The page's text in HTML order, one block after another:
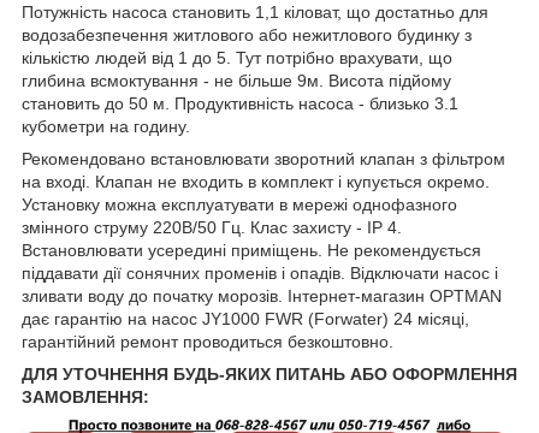
Потужність насоса становить 1,1 кіловат, що достатньо для
водозабезпечення житлового або нежитлового будинку з
кількістю людей від 1 до 5. Тут потрібно врахувати, що
глибина всмоктування - не більше 9м. Висота підйому
становить до 50 м. Продуктивність насоса - близько 3.1
кубометри на годину.
Рекомендовано встановлювати зворотний клапан з фільтром
на вході. Клапан не входить в комплект і купується окремо.
Установку можна експлуатувати в мережі однофазного
змінного струму 220В/50 Гц. Клас захисту - IP 4.
Встановлювати усередині приміщень. Не рекомендується
піддавати дії сонячних променів і опадів. Відключати насос і
зливати воду до початку морозів. Інтернет-магазин OPTMAN
дає гарантію на насос JY1000 FWR (Forwater) 24 місяці,
гарантійний ремонт проводиться безкоштовно.
ДЛЯ УТОЧНЕННЯ БУДЬ-ЯКИХ ПИТАНЬ АБО ОФОРМЛЕННЯ
ЗАМОВЛЕННЯ: